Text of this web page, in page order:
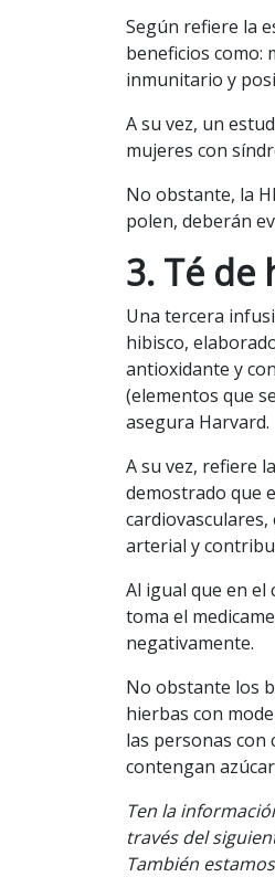
Según refiere la
beneficios como:
inmunitario y
A su vez, un
mujeres con
No obstante, la
polen, deberán
3. Té de
Una tercera
hibisco,
antioxidante y
(elementos que
asegura Harvard.
A su vez, refiere
demostrado que
arterial y
Al igual que en el
toma el
negativamente.
No obstante los
hierbas con
las personas con
contengan
Ten la
través del
También